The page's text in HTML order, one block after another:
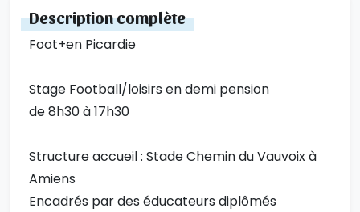
Description complète
Foot+en Picardie
Stage Football/loisirs en demi pension
de 8h30 à 17h30
Structure accueil : Stade Chemin du Vauvoix à
Amiens
Encadrés par des éducateurs diplômés